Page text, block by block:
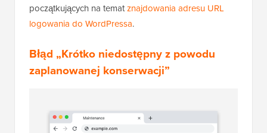
początkujących na tematznajdowania adresu URL
logowania do WordPressa.
Błąd „Krótko niedostępny z powodu
zaplanowanej konserwacji”